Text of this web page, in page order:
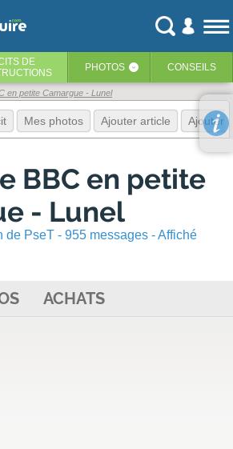
DE
PHOTOS ‹ CONSEILS
en petite Camargue - Lunel
Mes photos Ajouter article Ajouter
BBC en petite
- Lunel
de PseT - 955 messages - Affiché
ACHATS